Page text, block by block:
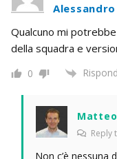
Alessandro
Qualcuno mi
della squadra e
0
Reply
Non c’è nessuna